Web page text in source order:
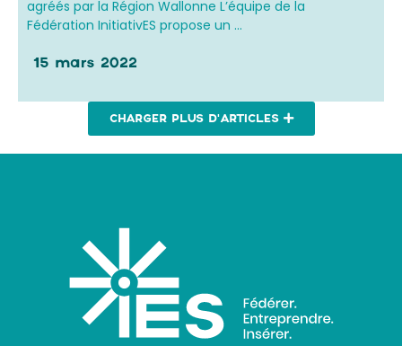
agréés par la Région Wallonne L’équipe de la
Fédération InitiativES propose un ...
15 mars 2022
CHARGER PLUS D'ARTICLES